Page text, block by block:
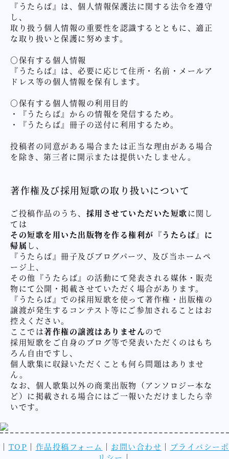
『うたらば』は、個人情報保護法に関する法令を遵守
し、
取り扱う個人情報の重要性を認識するとともに、適正
な取り扱いと保護に努めます。
○保有する個人情報
『うたらば』は、必要に応じて住所・名前・メールア
ドレス等の個人情報を保有します。
○保有する個人情報の利用目的
・『うたらば』からの情報を発信するため。
・『うたらば』冊子の送付に利用するため。
投稿者の同意がある場合または正当な理由がある場合
を除き、第三者に開示または提供いたしません。
著作権及び採用短歌の取り扱いについて
ご投稿作品のうち、 採用させていただいた短歌に関し
ては
その短歌を用いた出版物を作る権利が『うたらば』に
帰属 し、
『うたらば』冊子及びブログパーツ、及び当ホームペ
ージ上、
その他『うたらば』の活動にて発表される媒体・販売
物にて公開・掲載させていただく場合があります。
『うたらば』での採用短歌を使って著作権・出版権の
譲渡が発生するコンテスト等にご参加されることはお
控えください。
ここでは著作権の譲渡はありませんので
採用短歌をご自身のブログ等で発表いただくのはもち
ろん自由ですし、
個人歌集に収録いただくことも何ら問題はありませ
ん。
なお、個人歌集以外の商業出版物（アンソロジー本な
ど）に掲載される場合にはご一報いただけましたら幸
いです。
｜ TOP ｜ 作品投稿フォーム ｜ お問い合わせ ｜ プライバシーポ